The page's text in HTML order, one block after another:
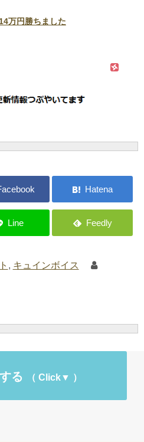
万円勝ちました
, キュインボイス
る